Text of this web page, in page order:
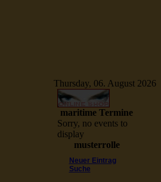
Thursday, 06. August 2026
maritime Termine
Sorry, no events to
display
musterrolle
Neuer Eintrag
Suche